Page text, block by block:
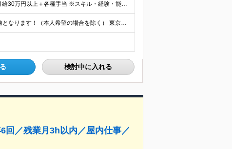
★入社3年後に年収800万円～1000万円も実現可 月給30万円以上＋各種手当 ※スキル・経験・能力を考慮して決定します。 ※残業代は別途全額支給いたします ※試用期間3カ月あり（給与・待遇に変更は
★転勤なし └基本的に同じ事務所・配属先での勤務となります！（本人希望の場合を除く） 東京23区内を中心としたお客様先での勤務 ※(変更の範囲)上記を除く当社関連勤務地 【本社住所】 東京都中央区
検討中に入れる
回／残業月3h以内／屋内仕事／